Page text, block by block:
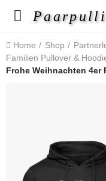
Paarpulli
Home Shop
Familien Pullover &
Frohe Weihnachten